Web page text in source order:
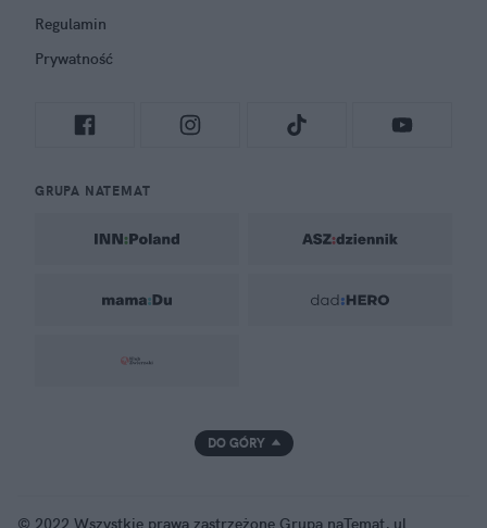
Regulamin
Prywatność
GRUPA NATEMAT
DO GÓRY
© 2022 Wszystkie prawa zastrzeżone Grupa naTemat, ul.